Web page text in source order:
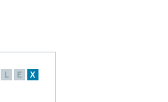
L E X